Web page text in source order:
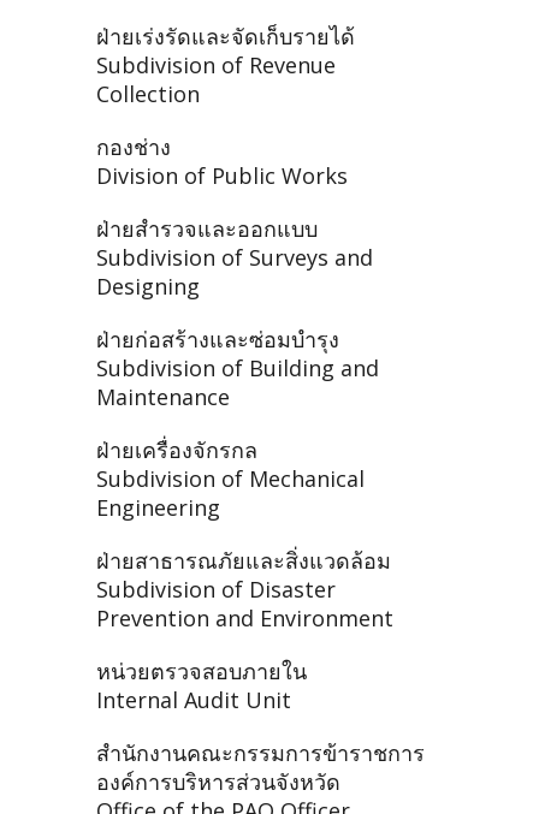
ฝ่ายเร่งรัดและจัดเก็บรายได้
Subdivision of Revenue
Collection
กองช่าง
Division of Public Works
ฝ่ายสำรวจและออกแบบ
Subdivision of Surveys and
Designing
ฝ่ายก่อสร้างและซ่อมบำรุง
Subdivision of Building and
Maintenance
ฝ่ายเครื่องจักรกล
Subdivision of Mechanical
Engineering
ฝ่ายสาธารณภัยและสิ่งแวดล้อม
Subdivision of Disaster
Prevention and Environment
หน่วยตรวจสอบภายใน
Internal Audit Unit
สำนักงานคณะกรรมการข้าราชการ
องค์การบริหารส่วนจังหวัด